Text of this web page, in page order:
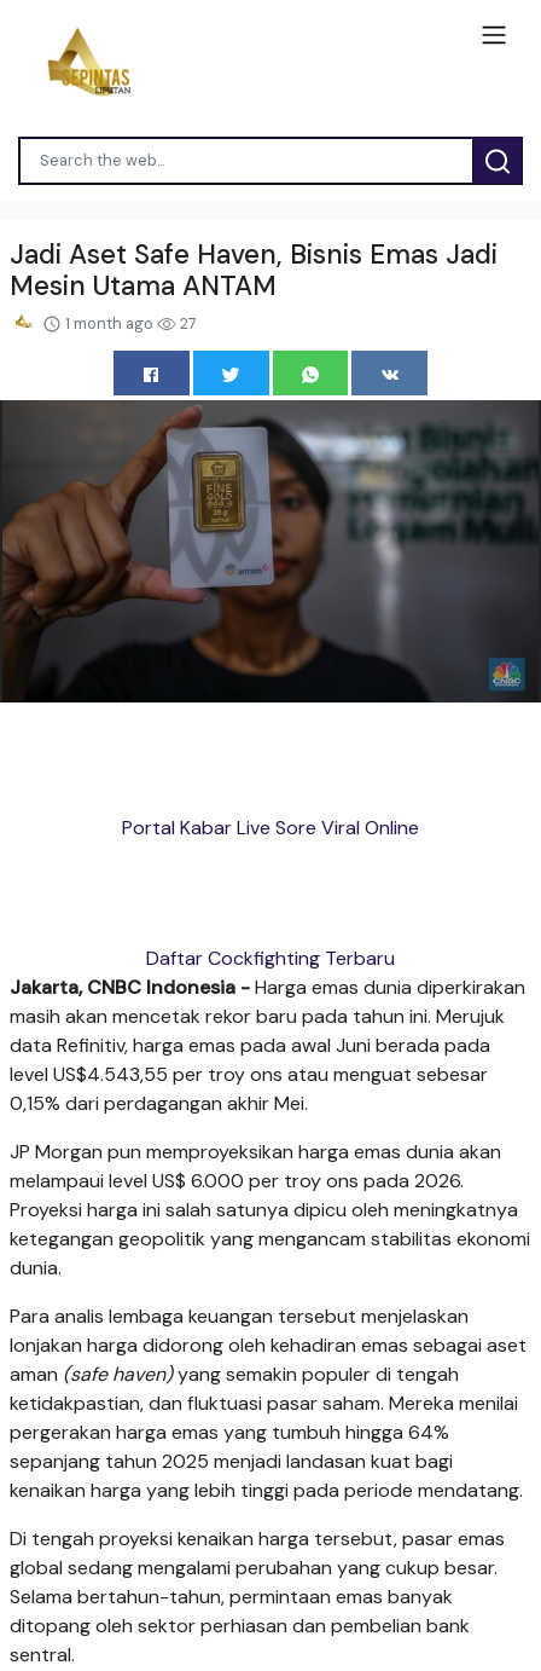
Jadi Aset Safe Haven, Bisnis Emas Jadi
Mesin Utama ANTAM
1 month ago 27
Portal Kabar Live Sore Viral Online
Daftar Cockfighting Terbaru
Jakarta, CNBC Indonesia -Harga emas dunia diperkirakan
masih akan mencetak rekor baru pada tahun ini. Merujuk
data Refinitiv, harga emas pada awal Juni berada pada
level US$4.543,55 per troy ons atau menguat sebesar
0,15% dari perdagangan akhir Mei.
JP Morgan pun memproyeksikan harga emas dunia akan
melampaui level US$ 6.000 per troy ons pada 2026.
Proyeksi harga ini salah satunya dipicu oleh meningkatnya
ketegangan geopolitik yang mengancam stabilitas ekonomi
dunia.
Para analis lembaga keuangan tersebut menjelaskan
lonjakan harga didorong oleh kehadiran emas sebagai aset
aman (safe haven)yang semakin populer di tengah
ketidakpastian, dan fluktuasi pasar saham. Mereka menilai
pergerakan harga emas yang tumbuh hingga 64%
sepanjang tahun 2025 menjadi landasan kuat bagi
kenaikan harga yang lebih tinggi pada periode mendatang.
Di tengah proyeksi kenaikan harga tersebut, pasar emas
global sedang mengalami perubahan yang cukup besar.
Selama bertahun-tahun, permintaan emas banyak
ditopang oleh sektor perhiasan dan pembelian bank
sentral.